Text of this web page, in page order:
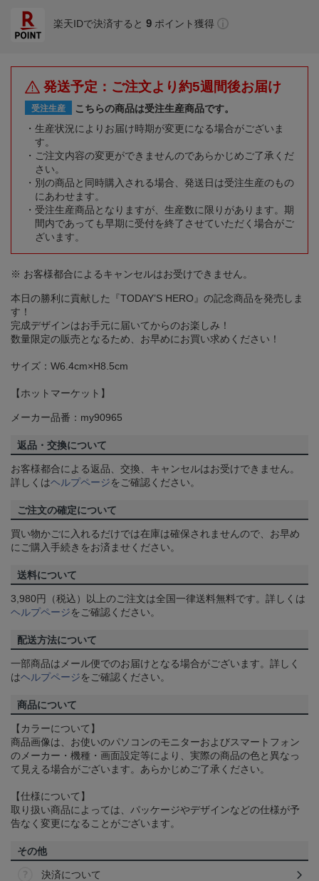
楽天IDで決済すると 9 ポイント獲得
発送予定：ご注文より約5週間後お届け
受注生産
こちらの商品は受注生産商品です。
生産状況によりお届け時期が変更になる場合がございま
す。
ご注文内容の変更ができませんのであらかじめご了承くだ
さい。
別の商品と同時購入される場合、発送日は受注生産のもの
にあわせます。
受注生産商品となりますが、生産数に限りがあります。期
間内であっても早期に受付を終了させていただく場合がご
ざいます。
※ お客様都合によるキャンセルはお受けできません。
本日の勝利に貢献した『TODAY’S HERO』の記念商品を発売しま
す！
完成デザインはお手元に届いてからのお楽しみ！
数量限定の販売となるため、お早めにお買い求めください！
サイズ：W6.4cm×H8.5cm
【ホットマーケット】
メーカー品番：my90965
返品・交換について
お客様都合による返品、交換、キャンセルはお受けできません。
詳しくはヘルプページをご確認ください。
ご注文の確定について
買い物かごに入れるだけでは在庫は確保されませんので、お早め
にご購入手続きをお済ませください。
送料について
3,980円（税込）以上のご注文は全国一律送料無料です。詳しくは
ヘルプページをご確認ください。
配送方法について
一部商品はメール便でのお届けとなる場合がございます。詳しく
はヘルプページをご確認ください。
商品について
【カラーについて】
商品画像は、お使いのパソコンのモニターおよびスマートフォン
のメーカー・機種・画面設定等により、実際の商品の色と異なっ
て見える場合がございます。あらかじめご了承ください。
【仕様について】
取り扱い商品によっては、パッケージやデザインなどの仕様が予
告なく変更になることがございます。
その他
決済について